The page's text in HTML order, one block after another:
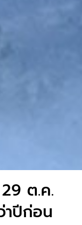
29 ต.ค.
าปีก่อน